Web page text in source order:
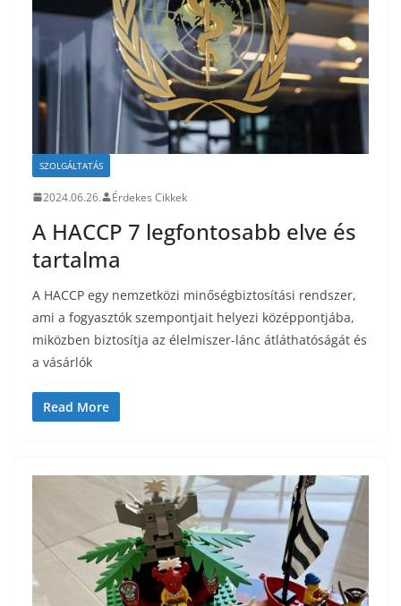
SZOLGÁLTATÁS
2024.06.26. Érdekes Cikkek
A HACCP 7 legfontosabb elve és
tartalma
A HACCP egy nemzetközi minőségbiztosítási rendszer,
ami a fogyasztók szempontjait helyezi középpontjába,
miközben biztosítja az élelmiszer-lánc átláthatóságát és
a vásárlók
Read More